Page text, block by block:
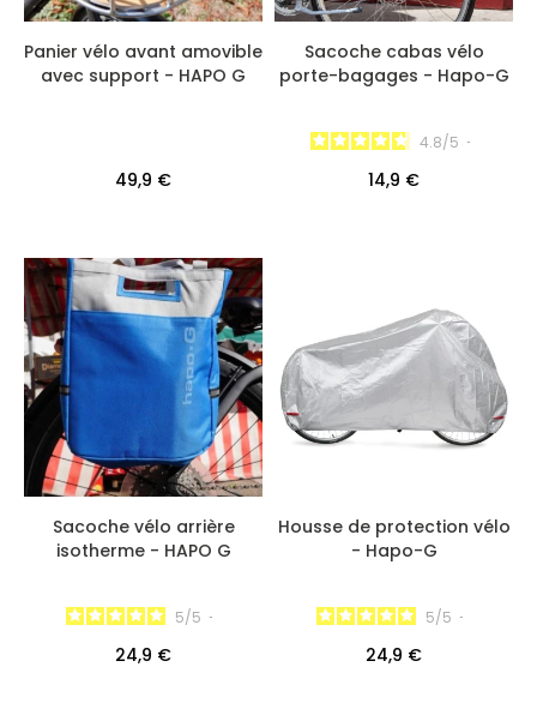
Panier vélo avant amovible
avec support - HAPO G
49,9 €
Sacoche cabas vélo
porte-bagages - Hapo-G
4.8/5 -
14,9 €
Sacoche vélo arrière
isotherme - HAPO G
5/5 -
24,9 €
Housse de protection vélo
- Hapo-G
5/5 -
24,9 €